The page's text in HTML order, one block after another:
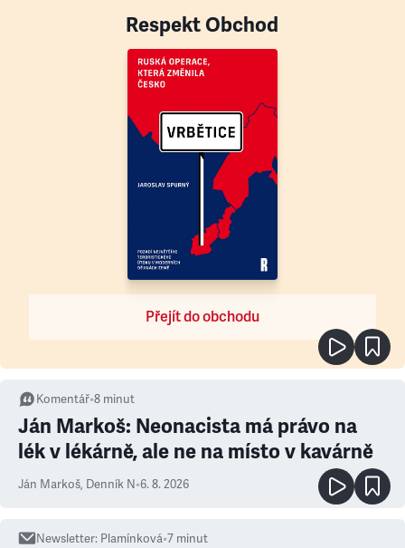
Respekt Obchod
Přejít do obchodu
Komentář•8 minut
Ján Markoš: Neonacista má právo na
lék v lékárně, ale ne na místo v kavárně
Ján Markoš, Denník N•6. 8. 2026
Newsletter: Plamínková•7 minut